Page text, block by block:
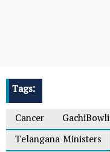
Tags:
Cancer
GachiBowli
Telangana Ministers